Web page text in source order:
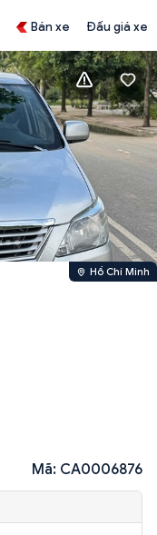
Bán xe Đấu giá xe
Hồ Chí Minh
Mã: CA0006876